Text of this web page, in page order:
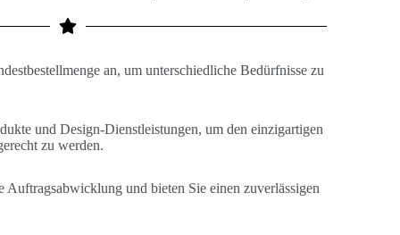
an, um unterschiedliche Bedürfnisse zu
und Design-Dienstleistungen, um den einzigartigen
zu werden.
Auftragsabwicklung und bieten Sie einen zuverlässigen